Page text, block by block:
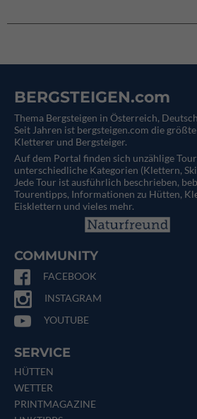
BERGSTEIGEN.com
Thema Bergsteigen in Österreich,
Seit Jahren ist bergsteigen.com die
Kletterer und Bergsteiger.
Auf dem Portal finden sich unzählige
unterschiedliche Kategorien (Klettern,
Jede Tour ist ausführlich beschrieben,
Tourentipps, Informationen zu Hütten,
Eisklettern und vieles mehr.
COMMUNITY
FACEBOOK
INSTAGRAM
YOUTUBE
SERVICE
HÜTTEN
WETTER
PRINTMAGAZINE